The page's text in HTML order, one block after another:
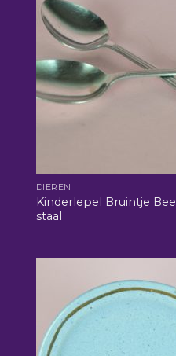
DIEREN
Kinderlepel Bruintje
staal